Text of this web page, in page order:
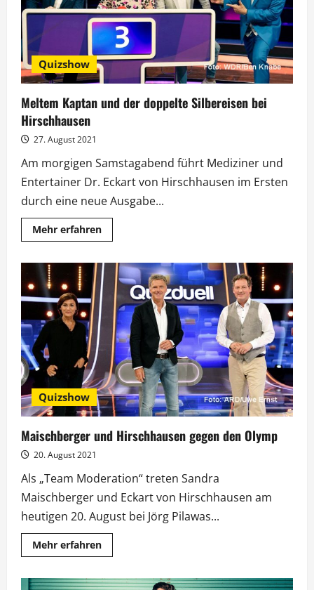
Finale
Quizshow
Meltem Kaptan und der doppelte Silbereisen bei
Hirschhausen
27. August 2021
Am morgigen Samstagabend führt Mediziner und
Entertainer Dr. Eckart von Hirschhausen im Ersten
durch eine neue Ausgabe...
Mehr erfahrenMehr
Informationen
Kaptan
und
der
doppelte
Silbereisen
bei
Hirschhausen
Quizshow
Maischberger und Hirschhausen gegen den Olymp
20. August 2021
Als „Team Moderation“ treten Sandra
Maischberger und Eckart von Hirschhausen am
heutigen 20. August bei Jörg Pilawas...
Mehr erfahrenMehr
Informationen
und